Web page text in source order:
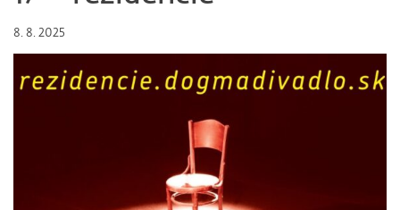
8. 8. 2025